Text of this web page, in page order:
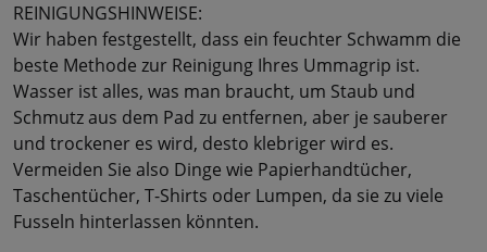
REINIGUNGSHINWEISE:
Wir haben festgestellt, dass ein feuchter Schwamm die
beste Methode zur Reinigung Ihres Ummagrip ist.
Wasser ist alles, was man braucht, um Staub und
Schmutz aus dem Pad zu entfernen, aber je sauberer
und trockener es wird, desto klebriger wird es.
Vermeiden Sie also Dinge wie Papierhandtücher,
Taschentücher, T-Shirts oder Lumpen, da sie zu viele
Fusseln hinterlassen könnten.